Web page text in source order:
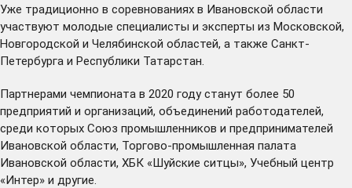
Уже традиционно в соревнованиях в Ивановской области
участвуют молодые специалисты и эксперты из Московской,
Новгородской и Челябинской областей, а также Санкт-
Петербурга и Республики Татарстан.
Партнерами чемпионата в 2020 году станут более 50
предприятий и организаций, объединений работодателей,
среди которых Союз промышленников и предпринимателей
Ивановской области, Торгово-промышленная палата
Ивановской области, ХБК «Шуйские ситцы», Учебный центр
«Интер» и другие.